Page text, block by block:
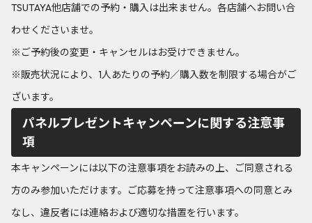
TSUTAYA他店舗での予約・購入は出来ません。各店舗へお問い合
わせくださいませ。
※ご予約後の変更・キャンセルはお受けできません。
※販売状況により、1人あたりの予約／購入数を制限する場合がご
ざいます。
パネルプレゼントキャンペーンに関する注意事
項
本キャンペーンには以下の注意事項をお読みの上、ご同意される
方のみ参加いただけます。ご応募を持って注意事項への同意とみ
なし、違反者には連絡および適切な措置を行います。